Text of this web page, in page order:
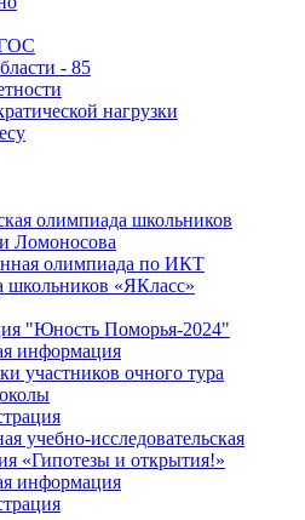
- 85
нагрузки
олимпиада школьников
Ломоносова
олимпиада по ИКТ
«ЯКласс»
"Юность Поморья-2024"
информация
участников очного тура
учебно-исследовательская
«Гипотезы и открытия!»
информация